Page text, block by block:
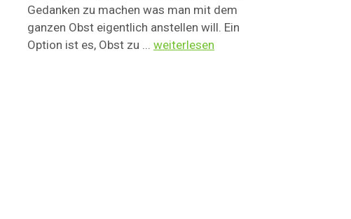
Gedanken zu machen was man mit dem
ganzen Obst eigentlich anstellen will. Ein
Option ist es, Obst zu ... weiterlesen